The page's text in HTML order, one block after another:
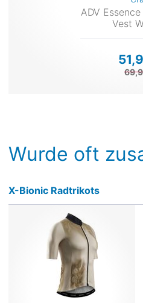
ADV
Vest
Wurde oft
X-Bionic Radtrikots